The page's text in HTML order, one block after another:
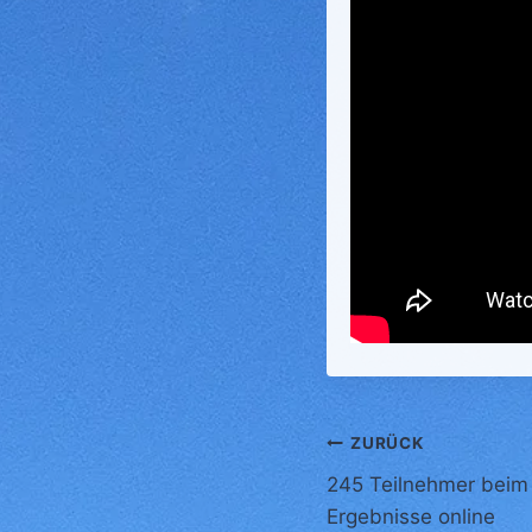
ZURÜCK
245 Teilnehmer
Ergebnisse online